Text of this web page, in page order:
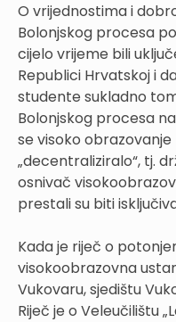
O vrijednostima i
Bolonjskog procesa
cijelo vrijeme bili
Republici Hrvatskoj i
studente sukladno
Bolonjskog procesa
se visoko
„decentraliziralo“, tj.
osnivač
prestali su biti
Kada je riječ o
visokoobrazovna
Vukovaru, sjedištu
Riječ je o Veleučilištu